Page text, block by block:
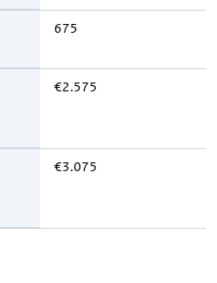
675
€2.575
€3.075